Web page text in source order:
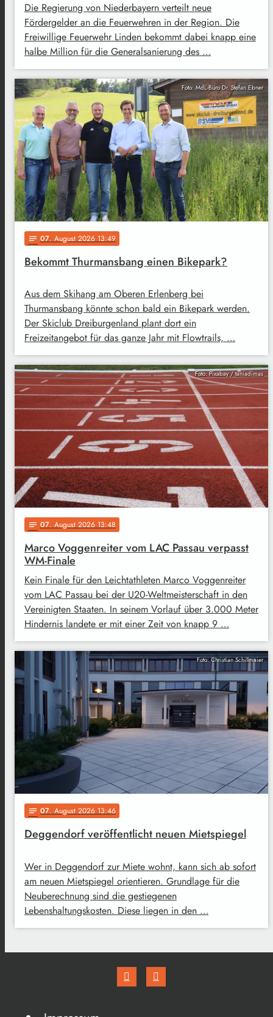
Die Regierung von Niederbayern verteilt neue
Fördergelder an die Feuerwehren in der Region. Die
Freiwillige Feuerwehr Linden bekommt dabei knapp eine
halbe Million für die Generalsanierung des …
Foto: MdL-Büro Dr. Stefan Ebner
notes 07. August 2026 13:49
Bekommt Thurmansbang einen Bikepark?
Aus dem Skihang am Oberen Erlenberg bei
Thurmansbang könnte schon bald ein Bikepark werden.
Der Skiclub Dreiburgenland plant dort ein
Freizeitangebot für das ganze Jahr mit Flowtrails, …
Foto: Pixabay / taniadimas
notes 07. August 2026 13:48
Marco Voggenreiter vom LAC Passau verpasst
WM-Finale
Kein Finale für den Leichtathleten Marco Voggenreiter
vom LAC Passau bei der U20-Weltmeisterschaft in den
Vereinigten Staaten. In seinem Vorlauf über 3.000 Meter
Hindernis landete er mit einer Zeit von knapp 9 …
Foto: Christian Schillmaier
notes 07. August 2026 13:46
Deggendorf veröffentlicht neuen Mietspiegel
Wer in Deggendorf zur Miete wohnt, kann sich ab sofort
am neuen Mietspiegel orientieren. Grundlage für die
Neuberechnung sind die gestiegenen
Lebenshaltungskosten. Diese liegen in den …